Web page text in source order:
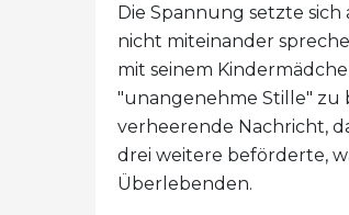
Die Spannung setzte sich
nicht miteinander
mit seinem
"unangenehme Stille" zu
verheerende Nachricht,
drei weitere beförderte,
Überlebenden.